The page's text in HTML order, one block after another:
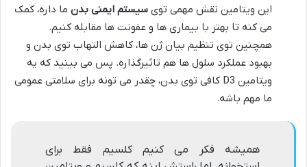
این ویتامین نقش مهمی توی سیستم ایمنی بدن ما داره، کمک
می کنه تا بهتر با بیماری ها و عفونت ها مقابله کنیم.
همچنین توی تنظیم بیان ژن ها، کاهش التهاب توی بدن و
بهبود عملکرد سلول ها هم تاثیرگذاره. پس می بینید که یه
ویتامین D3 کافی توی بدن، چقدر می تونه برای سلامتی عمومی
ما مهم باشه.
همیشه فکر می کنیم کلسیم فقط برای